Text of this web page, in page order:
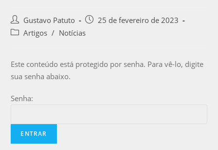
Gustavo Patuto
25 de fevereiro de 2023
Artigos / Notícias
Este conteúdo está protegido por senha. Para vê-lo, digite
sua senha abaixo.
Senha: